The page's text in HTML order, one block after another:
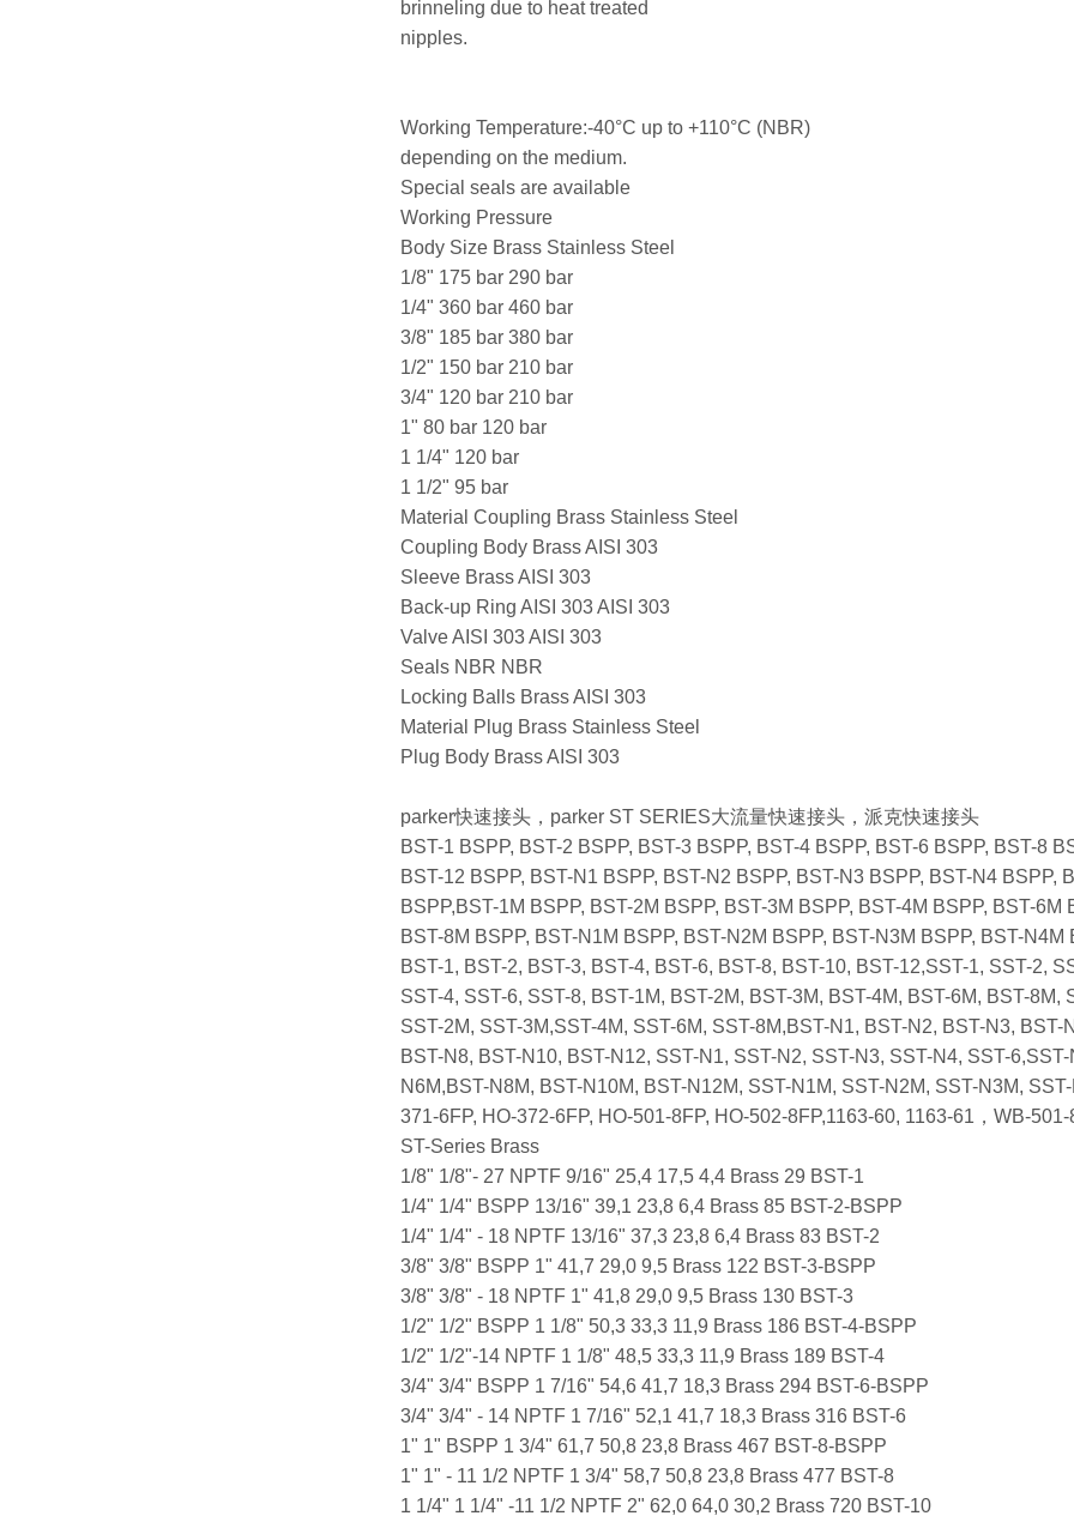
brinneling due to heat treated
nipples.
Working Temperature:-40°C up to +110°C (NBR)
depending on the medium.
Special seals are available
Working Pressure
Body Size Brass Stainless Steel
1/8" 175 bar 290 bar
1/4" 360 bar 460 bar
3/8" 185 bar 380 bar
1/2" 150 bar 210 bar
3/4" 120 bar 210 bar
1" 80 bar 120 bar
1 1/4" 120 bar
1 1/2" 95 bar
Material Coupling Brass Stainless Steel
Coupling Body Brass AISI 303
Sleeve Brass AISI 303
Back-up Ring AISI 303 AISI 303
Valve AISI 303 AISI 303
Seals NBR NBR
Locking Balls Brass AISI 303
Material Plug Brass Stainless Steel
Plug Body Brass AISI 303
parker快速接头，parker ST SERIES大流量快速接头，派克快速接头
BST-1 BSPP, BST-2 BSPP, BST-3 BSPP, BST-4 BSPP, BST-6 BSPP, BST-8
BST-12 BSPP, BST-N1 BSPP, BST-N2 BSPP, BST-N3 BSPP, BST-N4
BSPP,BST-1M BSPP, BST-2M BSPP, BST-3M BSPP, BST-4M BSPP, BST-6M
BST-8M BSPP, BST-N1M BSPP, BST-N2M BSPP, BST-N3M BSPP, BST-
BST-1, BST-2, BST-3, BST-4, BST-6, BST-8, BST-10, BST-12,SST-1, SST-2,
SST-4, SST-6, SST-8, BST-1M, BST-2M, BST-3M, BST-4M, BST-6M, BST-8M,
SST-2M, SST-3M,SST-4M, SST-6M, SST-8M,BST-N1, BST-N2, BST-N3, BST-
BST-N8, BST-N10, BST-N12, SST-N1, SST-N2, SST-N3, SST-N4, SST-
N6M,BST-N8M, BST-N10M, BST-N12M, SST-N1M, SST-N2M, SST-N3M,
371-6FP, HO-372-6FP, HO-501-8FP, HO-502-8FP,1163-60, 1163-61，WB-
ST-Series Brass
1/8" 1/8"- 27 NPTF 9/16" 25,4 17,5 4,4 Brass 29 BST-1
1/4" 1/4" BSPP 13/16" 39,1 23,8 6,4 Brass 85 BST-2-BSPP
1/4" 1/4" - 18 NPTF 13/16" 37,3 23,8 6,4 Brass 83 BST-2
3/8" 3/8" BSPP 1" 41,7 29,0 9,5 Brass 122 BST-3-BSPP
3/8" 3/8" - 18 NPTF 1" 41,8 29,0 9,5 Brass 130 BST-3
1/2" 1/2" BSPP 1 1/8" 50,3 33,3 11,9 Brass 186 BST-4-BSPP
1/2" 1/2"-14 NPTF 1 1/8" 48,5 33,3 11,9 Brass 189 BST-4
3/4" 3/4" BSPP 1 7/16" 54,6 41,7 18,3 Brass 294 BST-6-BSPP
3/4" 3/4" - 14 NPTF 1 7/16" 52,1 41,7 18,3 Brass 316 BST-6
1" 1" BSPP 1 3/4" 61,7 50,8 23,8 Brass 467 BST-8-BSPP
1" 1" - 11 1/2 NPTF 1 3/4" 58,7 50,8 23,8 Brass 477 BST-8
1 1/4" 1 1/4" -11 1/2 NPTF 2" 62,0 64,0 30,2 Brass 720 BST-10